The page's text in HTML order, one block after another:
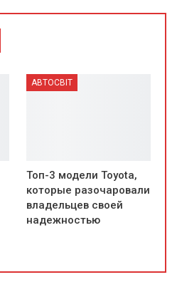
АВТОСВІТ
Топ-3 модели Toyota,
которые разочаровали
владельцев своей
надежностью